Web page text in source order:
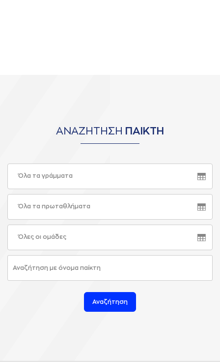
ΑΝΑΖΗΤΗΣΗ ΠΑΙΚΤΗ
Όλα τα γράμματα
Όλα τα πρωταθλήματα
Όλες οι ομάδες
Αναζήτηση